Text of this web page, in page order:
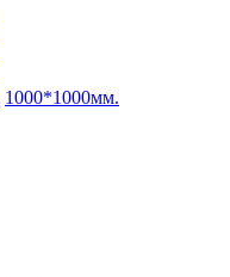
1000*1000мм.